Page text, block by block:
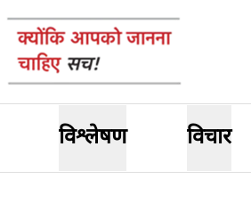
विश्लेषण विचार